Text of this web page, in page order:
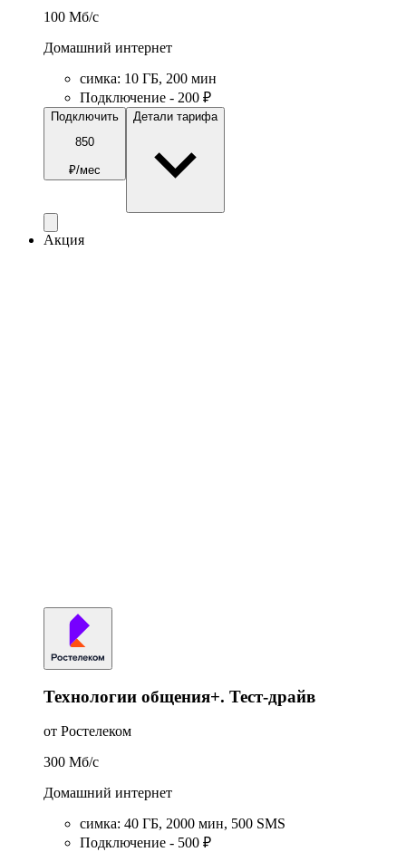
100 Мб/c
Домашний интернет
симка: 10 ГБ, 200 мин
Подключение - 200 ₽
Подключить
850
₽/мес
Детали тарифа
Акция
Технологии общения+. Тест-драйв
от Ростелеком
300 Мб/c
Домашний интернет
симка: 40 ГБ, 2000 мин, 500 SMS
Подключение - 500 ₽